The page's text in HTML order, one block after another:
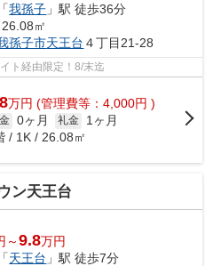
「我孫子 」駅 徒歩36分
㎡
孫子市天王台 ４丁目21-28
ト経由限定！8/末迄
万円 (管理費等：4,000円 )
0ヶ月 礼金
1ヶ月
/ 1K / 26.08㎡
ン天王台
～9.8万円
「天王台 」駅 徒歩7分